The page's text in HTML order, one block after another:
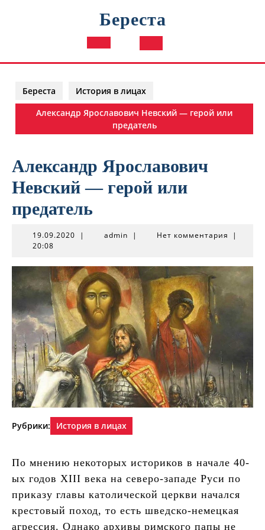
Береста
Кнопка
Береста
История в лицах
Александр Ярославович Невский — герой или
предатель
Александр Ярославович
Невский — герой или
предатель
19.09.2020 19.09.2020
| adminadmin
| Нет комментария
|
20:08
Рубрики: История в лицах
По мнению некоторых историков в начале 40-
ых годов XIII века на северо-западе Руси по
приказу главы католической церкви начался
крестовый поход, то есть шведско-немецкая
агрессия. Однако архивы римского папы не